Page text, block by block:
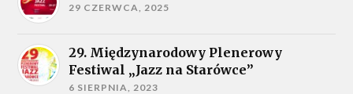
29 CZERWCA, 2025
29. Międzynarodowy Plenerowy
Festiwal „Jazz na Starówce”
6 SIERPNIA, 2023